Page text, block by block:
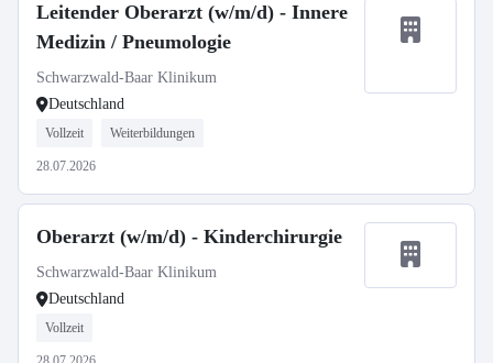
Leitender Oberarzt (w/m/d) - Innere
Medizin / Pneumologie
Schwarzwald-Baar Klinikum
Deutschland
Vollzeit Weiterbildungen
28.07.2026
Oberarzt (w/m/d) - Kinderchirurgie
Schwarzwald-Baar Klinikum
Deutschland
Vollzeit